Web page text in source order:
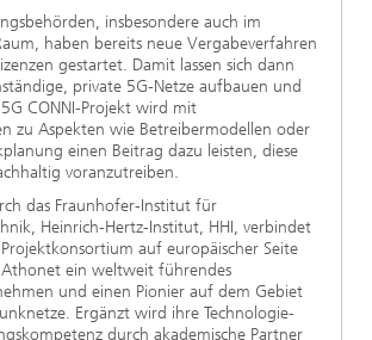
insbesondere auch im
haben bereits neue Vergabeverfahren
gestartet. Damit lassen sich dann
private 5G-Netze aufbauen und
CONNI-Projekt wird mit
zu Aspekten wie Betreibermodellen oder
einen Beitrag dazu leisten, diese
voranzutreiben.
das Fraunhofer-Institut für
Heinrich-Hertz-Institut, HHI, verbindet
auf europäischer Seite
ein weltweit führendes
und einen Pionier auf dem Gebiet
Ergänzt wird ihre Technologie-
durch akademische Partner